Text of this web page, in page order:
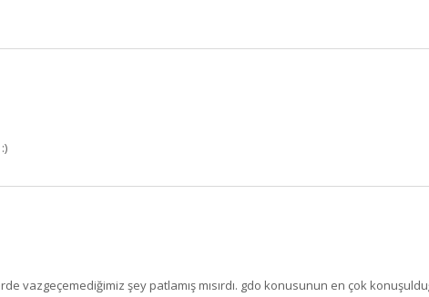
vazgeçemediğimiz şey patlamış mısırdı. gdo konusunun en çok
BU HAFTANIN PLANLI İNDİRİMİ
SEPETE